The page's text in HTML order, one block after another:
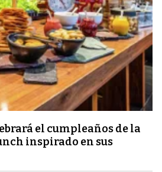
el cumpleaños de la
inspirado en sus